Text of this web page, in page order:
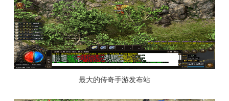
最大的传奇手游发布站